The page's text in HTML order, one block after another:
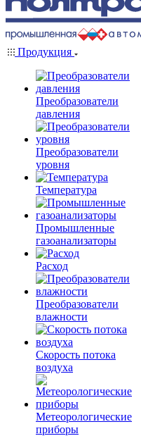
Продукция
Преобразователи
давления
Преобразователи
уровня
Температура
Промышленные
газоанализаторы
Расход
Преобразователи
влажности
Скорость потока
воздуха
Метеорологические
приборы